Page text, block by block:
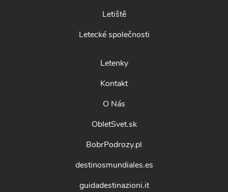
Letiště
Letecké společnosti
Letenky
Kontakt
O Nás
ObletSvet.sk
BobrPodrozy.pl
destinosmundiales.es
guidadestinazioni.it